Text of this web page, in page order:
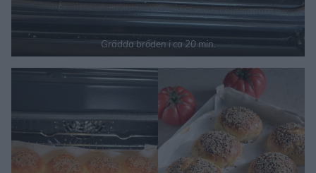
Grädda bröden i ca 20 min.